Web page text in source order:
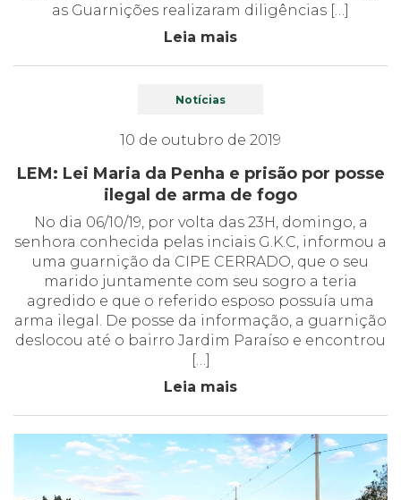
as Guarnições realizaram diligências […]
Leia mais
Notícias
10 de outubro de 2019
LEM: Lei Maria da Penha e prisão por posse
ilegal de arma de fogo
No dia 06/10/19, por volta das 23H, domingo, a
senhora conhecida pelas inciais G.K.C, informou a
uma guarnição da CIPE CERRADO, que o seu
marido juntamente com seu sogro a teria
agredido e que o referido esposo possuía uma
arma ilegal. De posse da informação, a guarnição
deslocou até o bairro Jardim Paraíso e encontrou
[…]
Leia mais